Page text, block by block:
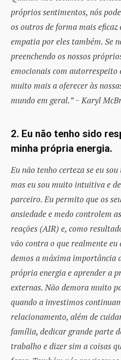
próprios sentimentos, nós
os outros de forma mais
empatia por eles também. Se
preenchendo os nossos
emocionais com autorrespeito
muito mais a oferecer às
mundo em geral.” ~ Karyl
2. Eu não tenho sido
minha própria energia.
Eu não tenho certeza se eu
mas eu sou muito intuitiva e
parceiro. Eu permito que os
ansiedade e medo controlem
reações (AIR) e, como
vão contra o que realmente eu
demos a máxima importância
própria energia e aprender a
externas. Não demora muito
quando a investimos
relacionamento, além de
família, dedicar grande parte
trabalho e dizer sim a coisas